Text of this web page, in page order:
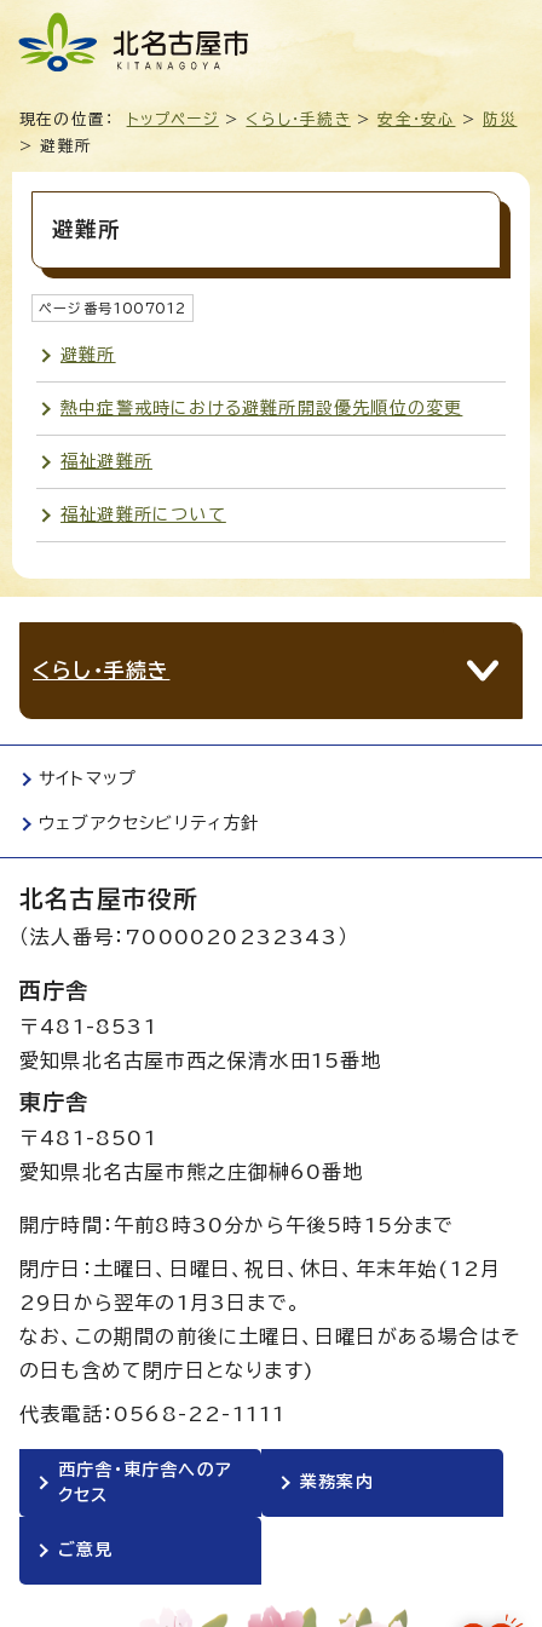
現在の位置： トップページ > くらし・手続き >安全・安心 >
防災
> 避難所
避難所
ページ番号1007012
避難所
熱中症警戒時における避難所開設優先順位の変更
福祉避難所
福祉避難所について
くらし・手続き
サイトマップ
ウェブアクセシビリティ方針
北名古屋市役所
（法人番号：7000020232343）
西庁舎
〒481-8531
愛知県北名古屋市西之保清水田15番地
東庁舎
〒481-8501
愛知県北名古屋市熊之庄御榊60番地
開庁時間：午前8時30分から午後5時15分まで
閉庁日：土曜日、日曜日、祝日、休日、年末年始(12月
29日から翌年の1月3日まで。
なお、この期間の前後に土曜日、日曜日がある場合はそ
の日も含めて閉庁日となります)
代表電話：0568-22-1111
西庁舎・東庁舎へのア
クセス
業務案内
ご意見